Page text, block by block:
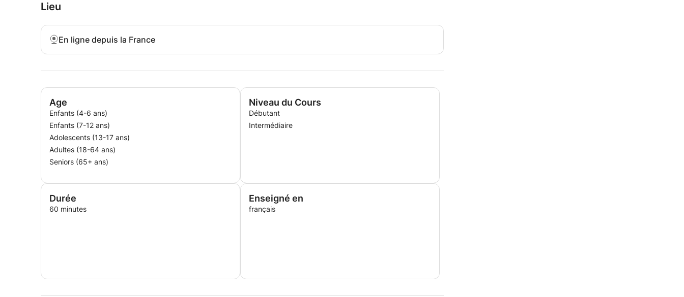
Lieu
En ligne depuis la France
Age
Enfants (4-6 ans)
Enfants (7-12 ans)
Adolescents (13-17 ans)
Adultes (18-64 ans)
Seniors (65+ ans)
Niveau du Cours
Débutant
Intermédiaire
Durée
60 minutes
Enseigné en
français